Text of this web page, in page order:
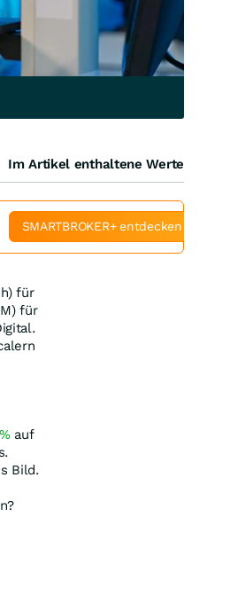
für
für
%auf
Bild.
Im Artikel enthaltene Werte
SMARTBROKER+ entdecken